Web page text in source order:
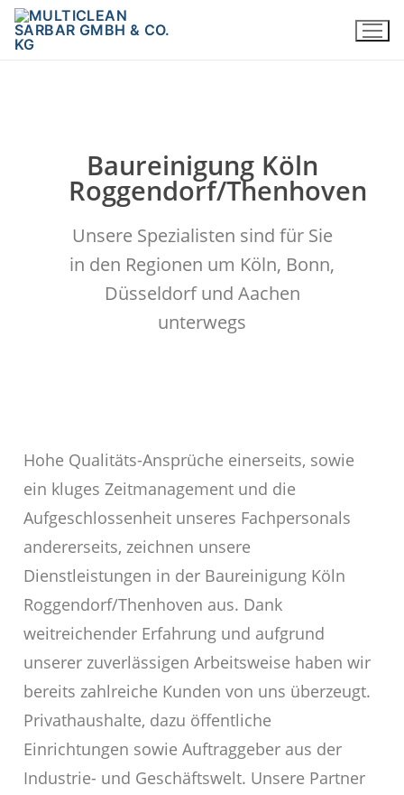
Baureinigung Köln
Roggendorf/Thenhoven
Unsere Spezialisten sind für Sie
in den Regionen um Köln, Bonn,
Düsseldorf und Aachen
unterwegs
Hohe Qualitäts-Ansprüche einerseits, sowie
ein kluges Zeitmanagement und die
Aufgeschlossenheit unseres Fachpersonals
andererseits, zeichnen unsere
Dienstleistungen in der Baureinigung Köln
Roggendorf/Thenhoven aus. Dank
weitreichender Erfahrung und aufgrund
unserer zuverlässigen Arbeitsweise haben wir
bereits zahlreiche Kunden von uns überzeugt.
Privathaushalte, dazu öffentliche
Einrichtungen sowie Auftraggeber aus der
Industrie- und Geschäftswelt. Unsere Partner